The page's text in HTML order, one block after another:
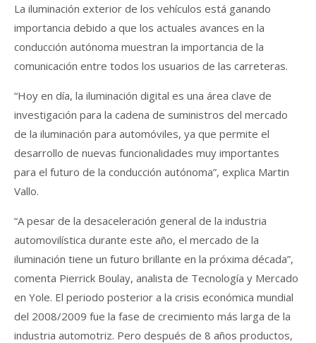
La iluminación exterior de los vehículos está ganando
importancia debido a que los actuales avances en la
conducción autónoma muestran la importancia de la
comunicación entre todos los usuarios de las carreteras.
“Hoy en día, la iluminación digital es una área clave de
investigación para la cadena de suministros del mercado
de la iluminación para automóviles, ya que permite el
desarrollo de nuevas funcionalidades muy importantes
para el futuro de la conducción autónoma”, explica Martin
Vallo.
“A pesar de la desaceleración general de la industria
automovilística durante este año, el mercado de la
iluminación tiene un futuro brillante en la próxima década”,
comenta Pierrick Boulay, analista de Tecnología y Mercado
en Yole. El periodo posterior a la crisis económica mundial
del 2008/2009 fue la fase de crecimiento más larga de la
industria automotriz. Pero después de 8 años productos,